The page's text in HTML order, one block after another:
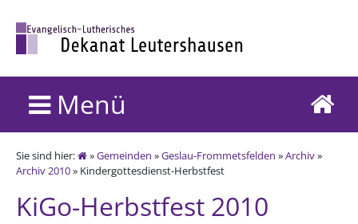
Menü
Sie sind hier: »Gemeinden »Geslau-Frommetsfelden »Archiv»
Archiv 2010» Kindergottesdienst-Herbstfest
KiGo-Herbstfest 2010